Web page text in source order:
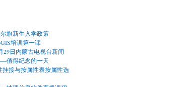
旗新生入学政策
培训第一课
29日内蒙古电视台新闻
值得纪念的一天
挂接与按属性表按属性选